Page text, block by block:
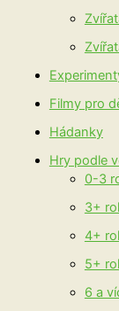
Filmy pro
Hádanky
Hry podle
0-3
3+
4+
5+
6 a